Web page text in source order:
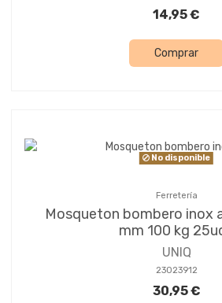
14,95 €
Comprar
No disponible
Ferretería
Mosqueton bombero inox
mm 100 kg
UNIQ
23023912
30,95 €